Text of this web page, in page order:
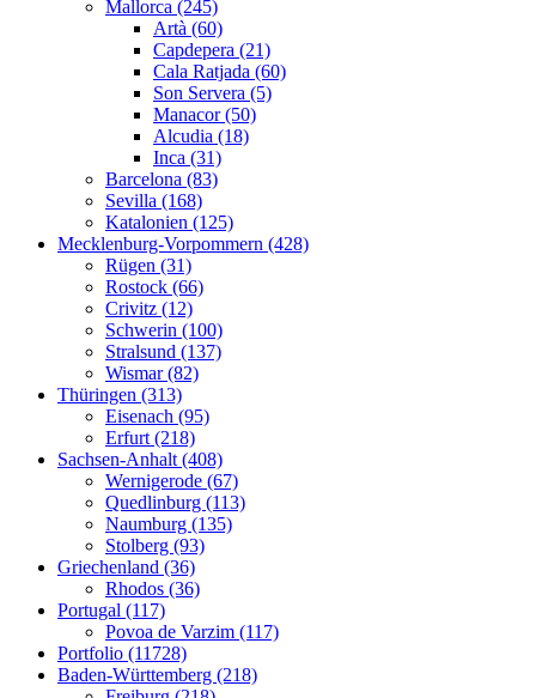
Mallorca (245)
Artà (60)
Capdepera (21)
Cala Ratjada (60)
Son Servera (5)
Manacor (50)
Alcudia (18)
Inca (31)
Barcelona (83)
Sevilla (168)
Katalonien (125)
Mecklenburg-Vorpommern (428)
Rügen (31)
Rostock (66)
Crivitz (12)
Schwerin (100)
Stralsund (137)
Wismar (82)
Thüringen (313)
Eisenach (95)
Erfurt (218)
Sachsen-Anhalt (408)
Wernigerode (67)
Quedlinburg (113)
Naumburg (135)
Stolberg (93)
Griechenland (36)
Rhodos (36)
Portugal (117)
Povoa de Varzim (117)
Portfolio (11728)
Baden-Württemberg (218)